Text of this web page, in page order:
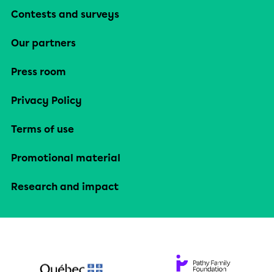
Contests and surveys
Our partners
Press room
Privacy Policy
Terms of use
Promotional material
Research and impact